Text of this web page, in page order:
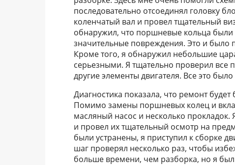
последовательно отсоединял головку
коленчатый вал и провел тщательный
обнаружил, что поршневые кольца
значительные повреждения. Это и было
Кроме того, я обнаружил небольшие
серьезными. Я тщательно проверил все
другие элементы двигателя. Все это
Диагностика показала, что ремонт
Помимо замены поршневых колец и
масляный насос и несколько прокладок.
и провел их тщательный осмотр на
были устранены, я приступил к сборке
шаг проверял несколько раз, чтобы
больше времени, чем разборка, но я